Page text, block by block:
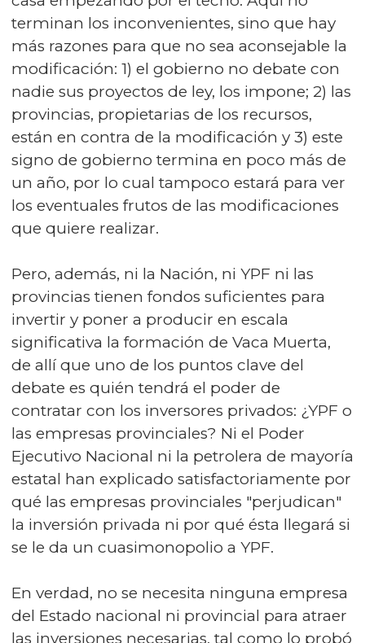
terminan los inconvenientes, sino que hay
más razones para que no sea aconsejable la
modificación: 1) el gobierno no debate con
nadie sus proyectos de ley, los impone; 2) las
provincias, propietarias de los recursos,
están en contra de la modificación y 3) este
signo de gobierno termina en poco más de
un año, por lo cual tampoco estará para ver
los eventuales frutos de las modificaciones
que quiere realizar.
Pero, además, ni la Nación, ni YPF ni las
provincias tienen fondos suficientes para
invertir y poner a producir en escala
significativa la formación de Vaca Muerta,
de allí que uno de los puntos clave del
debate es quién tendrá el poder de
contratar con los inversores privados: ¿YPF o
las empresas provinciales? Ni el Poder
Ejecutivo Nacional ni la petrolera de mayoría
estatal han explicado satisfactoriamente por
qué las empresas provinciales "perjudican"
la inversión privada ni por qué ésta llegará si
se le da un cuasimonopolio a YPF.
En verdad, no se necesita ninguna empresa
del Estado nacional ni provincial para atraer
las inversiones necesarias, tal como lo probó